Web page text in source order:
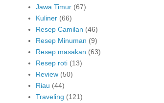
Jawa Timur (67)
Kuliner (66)
Resep Camilan (46)
Resep Minuman (9)
Resep masakan (63)
Resep roti (13)
Review (50)
Riau (44)
Traveling (121)